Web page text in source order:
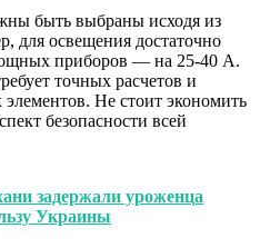
быть выбраны исходя из
для освещения достаточно
приборов — на 25-40 А.
точных расчетов и
Не стоит экономить
безопасности всей
задержали уроженца
Украины